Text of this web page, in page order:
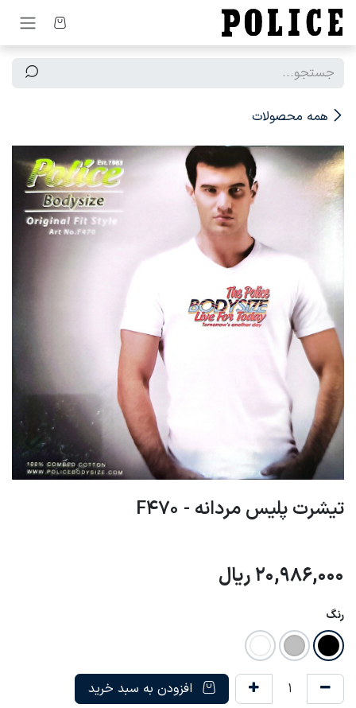
صرف نظر و مشاهده محتوا
همه محصولات
تیشرت پلیس مردانه - F470
20,986,000 ریال
رنگ
افزودن به سبد خرید